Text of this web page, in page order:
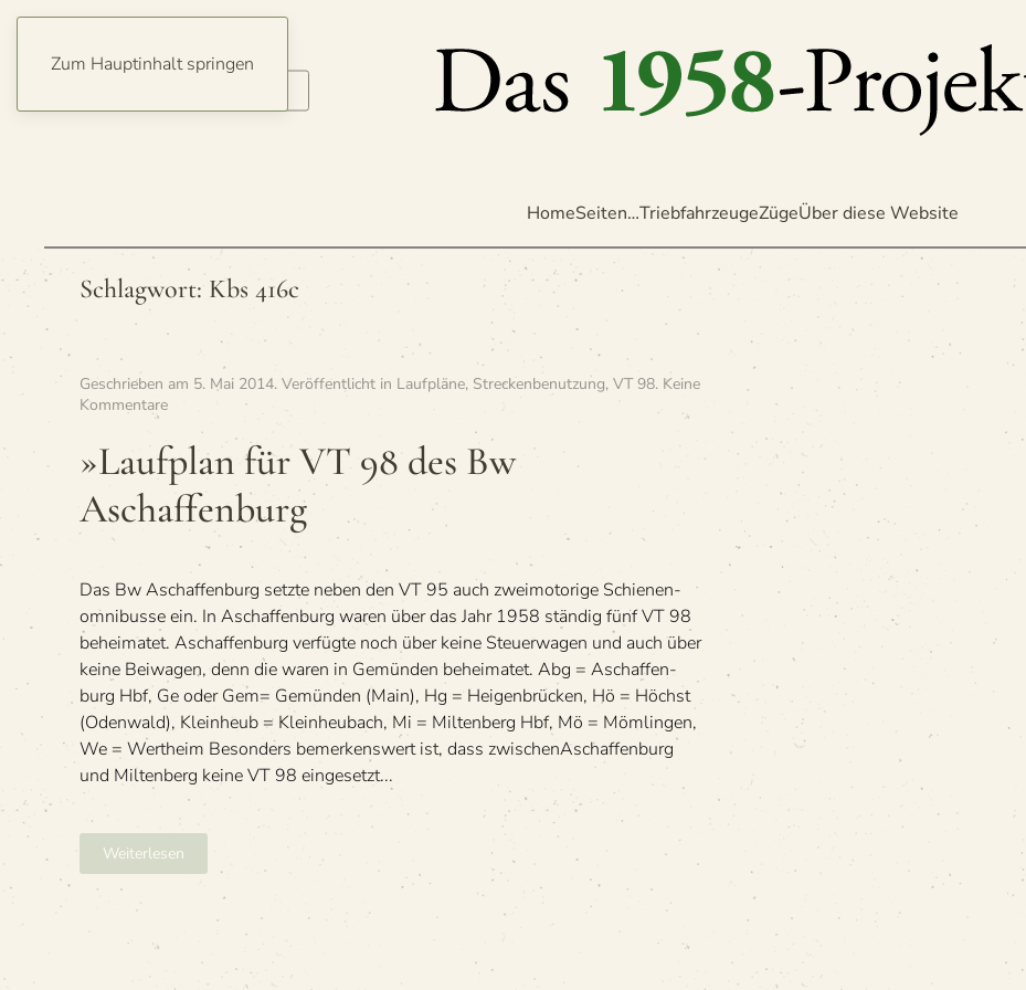
Zum Hauptinhalt springen
HomeSeiten…TriebfahrzeugeZügeÜber diese Website
Schlagwort: Kbs 416c
Geschrieben am 5. Mai 2014. Veröffentlicht in Laufpläne, Streckenbenutzung, VT 98. Keine
Kommentarezu
plan
für
VT
98
des
Aschaffenburg
»Lauf­plan für VT 98 des Bw
Aschaffenburg
Das Bw Aschaf­fen­burg setzte neben den VT 95 auch zwei­mo­to­rige Schie­nen­
om­ni­busse ein. In Aschaf­fen­burg waren über das Jahr 1958 stän­dig fünf VT 98
behei­ma­tet. Aschaf­fen­burg ver­fügte noch über keine Steu­er­wa­gen und auch über
keine Bei­wa­gen, denn die waren in Gemün­den beheimatet. Abg = Aschaf­fen­
burg Hbf, Ge oder Gem= Gemün­den (Main), Hg = Hei­gen­brü­cken, Hö = Höchst
(Oden­wald), Klein­heub = Klein­heu­bach, Mi = Mil­ten­berg Hbf, Mö = Möm­lin­gen,
We = Wertheim Beson­ders bemer­kens­wert ist, dass zwi­schen­Aschaf­fen­burg
und Mil­ten­berg keine VT 98 ein­ge­setzt...
Weiterlesen